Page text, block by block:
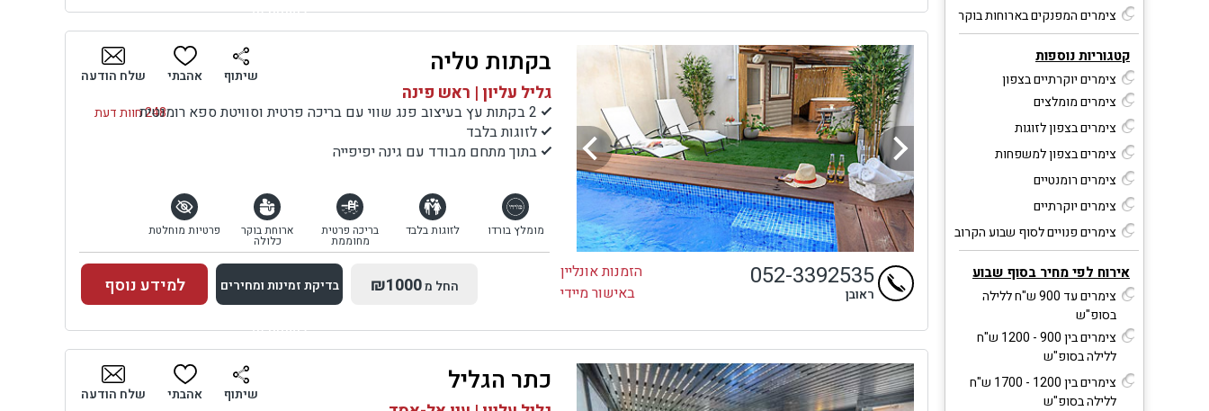
צימרים המפנקים בארוחות בוקר
קטגוריות נוספות
צימרים יוקרתיים בצפון
צימרים מומלצים
צימרים בצפון לזוגות
צימרים בצפון למשפחות
צימרים רומנטיים
צימרים יוקרתיים
צימרים פנויים לסוף שבוע הקרוב
אירוח לפי מחיר בסוף שבוע
צימרים עד 900 ש"ח ללילה
בסופ"ש
צימרים בין 900 - 1200 ש"ח
ללילה בסופ"ש
צימרים בין 1200 - 1700 ש"ח
ללילה בסופ"ש
למתחם זה
בדיקת זמינות ומחירים בקתות טליה
גליל עליון | ראש פינה
248 חוות דעת
2 בקתות עץ בעיצוב פנג שווי עם בריכה פרטית וסוויטת ספא רומנטית
לזוגות בלבד
בתוך מתחם מבודד עם גינה יפיפייה
שיתוף אהבתי שלח הודעה
מומלץ בורדו לזוגות בלבד בריכה פרטית
מחוממת
ארוחת בוקר
כלולה
פרטיות מוחלטת
הזמנות אונליין
באישור מיידי
052-3392535
ראובן החל מ₪1000 בדיקת זמינות ומחירים
למתחם זה
בדיקת זמינות ומחירים
למידע נוסף
כתר הגליל שיתוף אהבתי שלח הודעה